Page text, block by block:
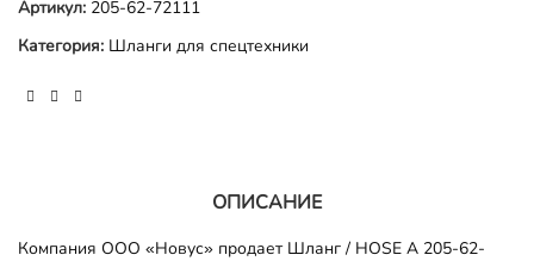
Артикул: 205-62-72111
Категория: Шланги для спецтехники
ОПИСАНИЕ
Компания ООО «Новус» продает Шланг / HOSE A 205-62-